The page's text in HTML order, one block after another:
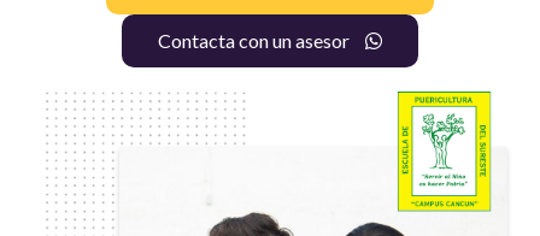
Contacta con un asesor